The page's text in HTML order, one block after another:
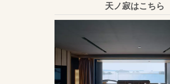
天ノ寂はこちら